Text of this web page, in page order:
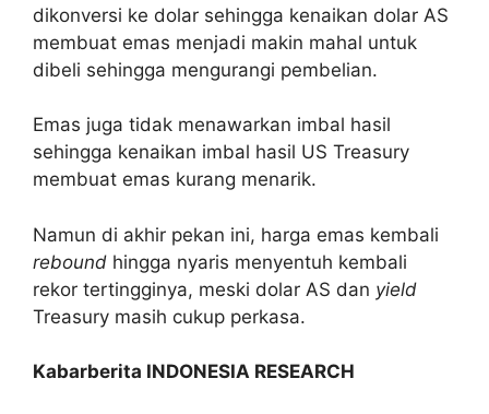
dikonversi ke dolar sehingga kenaikan dolar AS
membuat emas menjadi makin mahal untuk
dibeli sehingga mengurangi pembelian.
Emas juga tidak menawarkan imbal hasil
sehingga kenaikan imbal hasil US Treasury
membuat emas kurang menarik.
Namun di akhir pekan ini, harga emas kembali
rebound hingga nyaris menyentuh kembali
rekor tertingginya, meski dolar AS dan yield
Treasury masih cukup perkasa.
Kabarberita INDONESIA RESEARCH